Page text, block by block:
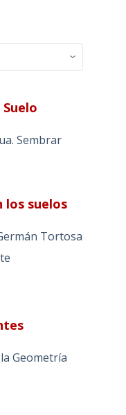
Sembrar
los suelos
Tortosa
Geometría